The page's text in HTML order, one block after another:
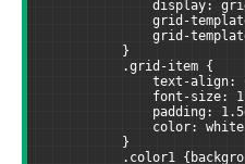
display:
grid-template-
grid-template-rows:
}
.grid-item {
text-align:
font-size:
padding:
color:
}
.color1 {background-